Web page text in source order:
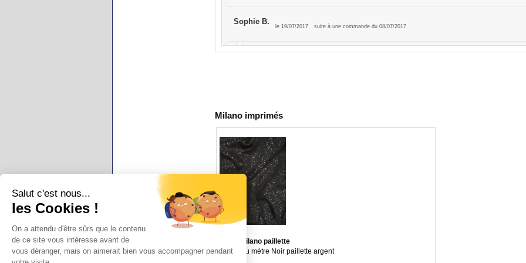
Sophie B.
le 19/07/2017 suite à une commande du 08/07/2017
Très joli et épais
Milano imprimés
Tissu milano paillette
vendu au mètre Noir paillette argent
Salut c'est nous...
les Cookies !
On a attendu d'être sûrs que le contenu
de ce site vous intéresse avant de
vous déranger, mais on aimerait bien vous accompagner pendant